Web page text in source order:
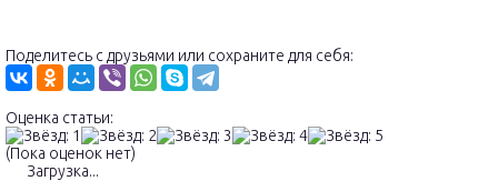
Поделитесь с друзьями или сохраните для себя:
Оценка статьи:
(Пока оценок нет)
Загрузка...